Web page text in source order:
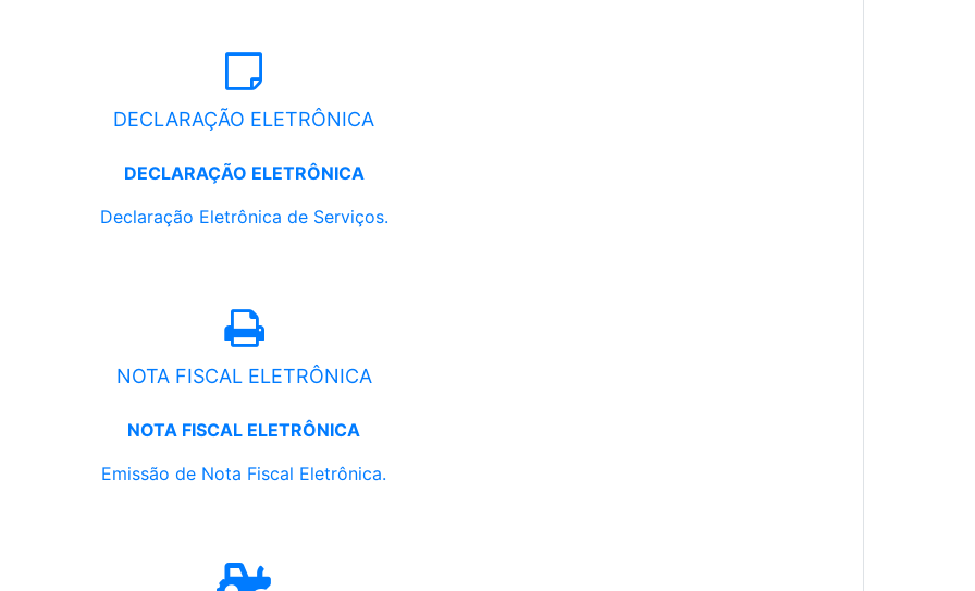
DECLARAÇÃO ELETRÔNICA
DECLARAÇÃO ELETRÔNICA
Declaração Eletrônica de Serviços.
NOTA FISCAL ELETRÔNICA
NOTA FISCAL ELETRÔNICA
Emissão de Nota Fiscal Eletrônica.